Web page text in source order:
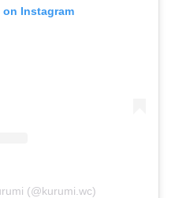
Instagram
(@kurumi.wc)